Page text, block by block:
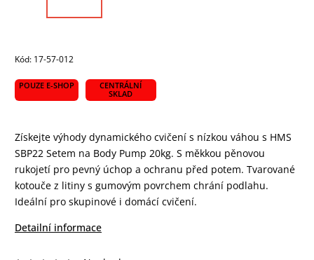
Kód: 17-57-012
POUZE E-SHOP
CENTRÁLNÍ
SKLAD
Získejte výhody dynamického cvičení s nízkou váhou s HMS
SBP22 Setem na Body Pump 20kg. S měkkou pěnovou
rukojetí pro pevný úchop a ochranu před potem. Tvarované
kotouče z litiny s gumovým povrchem chrání podlahu.
Ideální pro skupinové i domácí cvičení.
Detailní informace